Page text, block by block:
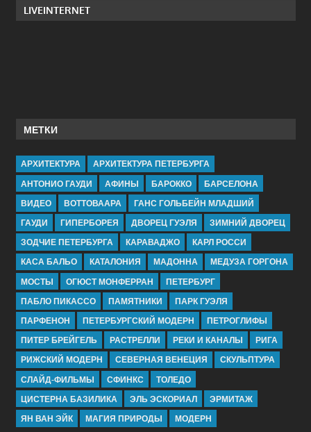
LIVEINTERNET
МЕТКИ
АРХИТЕКТУРА
АРХИТЕКТУРА ПЕТЕРБУРГА
АНТОНИО ГАУДИ
АФИНЫ БАРОККО
БАРСЕЛОНА
ВИДЕО
ВОТТОВААРА
ГАНС ГОЛЬБЕЙН МЛАДШИЙ
ГАУДИ
ГИПЕРБОРЕЯ ДВОРЕЦ ГУЭЛЯ
ЗИМНИЙ ДВОРЕЦ
ЗОДЧИЕ ПЕТЕРБУРГА
КАРАВАДЖО
КАРЛ РОССИ
КАСА БАЛЬО
КАТАЛОНИЯ МАДОННА
МЕДУЗА ГОРГОНА
МОСТЫ
ОГЮСТ МОНФЕРРАН
ПЕТЕРБУРГ
ПАБЛО ПИКАССО
ПАМЯТНИКИ
ПАРК ГУЭЛЯ
ПАРФЕНОН
ПЕТЕРБУРГСКИЙ МОДЕРН
ПЕТРОГЛИФЫ
ПИТЕР БРЕЙГЕЛЬ
РАСТРЕЛЛИ РЕКИ И КАНАЛЫ
РИГА
РИЖСКИЙ МОДЕРН
СЕВЕРНАЯ ВЕНЕЦИЯ
СКУЛЬПТУРА
СЛАЙД-ФИЛЬМЫ
СФИНКС
ТОЛЕДО
ЦИСТЕРНА БАЗИЛИКА
ЭЛЬ ЭСКОРИАЛ
ЭРМИТАЖ
ЯН ВАН ЭЙК
МАГИЯ ПРИРОДЫ МОДЕРН